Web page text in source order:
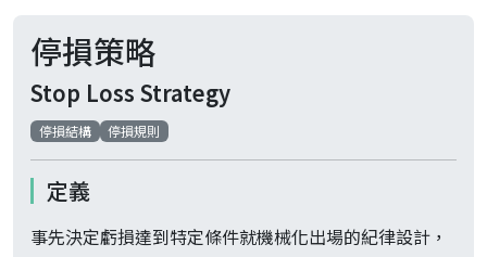
停損策略
Stop Loss Strategy
停損結構 停損規則
定義
事先決定虧損達到特定條件就機械化出場的紀律設計，